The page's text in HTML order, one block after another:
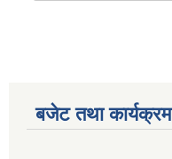
बजेट तथा कार्यक्रम